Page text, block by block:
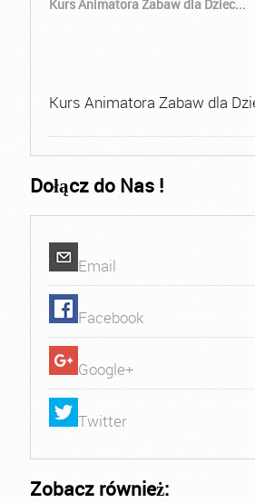
Kurs Animatora Zabaw dla Dziec...
Kurs Animatora Zabaw dla
Dołącz do Nas !
Email
Facebook
Google+
Twitter
Zobacz również: